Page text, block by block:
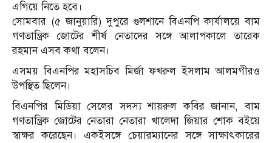
এগিয়ে নিতে হবে।
সোমবার (৫ জানুয়ারি) দুপুরে গুলশানে বিএনপি কার্যালয়ে বাম
গণতান্ত্রিক জোটের শীর্ষ নেতাদের সঙ্গে আলাপকালে তারেক
রহমান এসব কথা বলেন।
এসময় বিএনপির মহাসচিব মির্জা ফখরুল ইসলাম আলমগীরও
উপস্থিত ছিলেন।
বিএনপির মিডিয়া সেলের সদস্য শায়রুল কবির জানান, বাম
গণতান্ত্রিক জোটের নেতারা নেতারা খালেদা জিয়ার শোক বইয়ে
স্বাক্ষর করেছেন। একইসঙ্গে চেয়ারম্যানের সঙ্গে সাক্ষাৎকারের